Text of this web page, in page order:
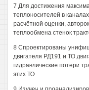
7 Для достижения
теплоносителей в
расчётной оценки,
теплообмена стенок
8 Спроектированы
двигателя РД191 и ТО
гидравлические потери
этих ТО